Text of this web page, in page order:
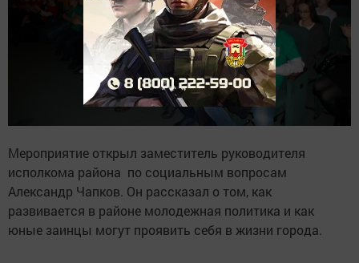
Мероприятие открыл заместитель руководителя
исполкома района по социальным вопросам
Александр Чапков. Он рассказал о том, как
развивается в районе молодежная политика и как
юные заинцы могут проявить себя в жизни города.